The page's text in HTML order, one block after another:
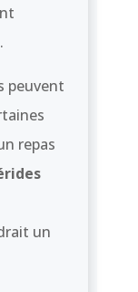
peuvent
repas
un